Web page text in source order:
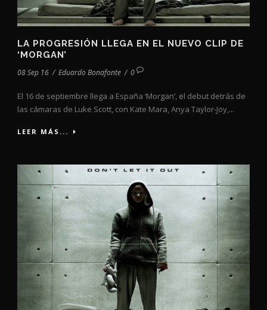
LA PROGRESIÓN LLEGA EN EL NUEVO CLIP DE
‘MORGAN’
08 Sep 16 / Eduardo Bonafonte / 0
El 16 de septiembre llega a España ‘Morgan’, el debut detrás de
las cámaras de Luke Scott, con Kate Mara, Anya Taylor-Joy,...
LEER MÁS...